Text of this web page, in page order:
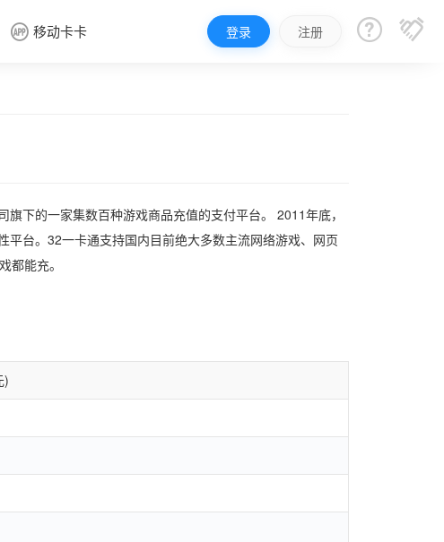
 移动卡卡 登录 注册  
下的一家集数百种游戏商品充值的支付平台。 2011年底，
台。32一卡通支持国内目前绝大多数主流网络游戏、网页
都能充。
)